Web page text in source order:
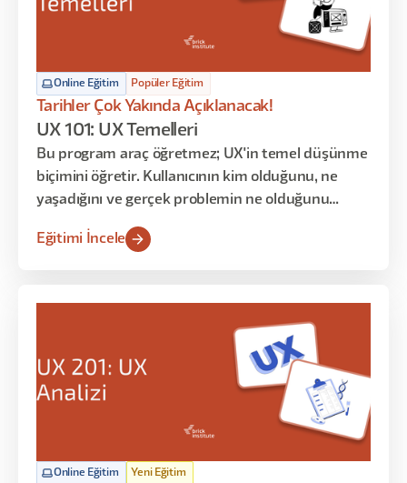
Online Eğitim Popüler Eğitim
Tarihler Çok Yakında Açıklanacak!
UX 101: UX Temelleri
Bu program araç öğretmez; UX'in temel düşünme
biçimini öğretir. Kullanıcının kim olduğunu, ne
yaşadığını ve gerçek problemin ne olduğunu
araştırma gibi kavramları ezberletmek yerine
Eğitimi İncele
Online Eğitim Yeni Eğitim